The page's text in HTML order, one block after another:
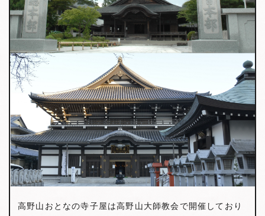
高野山おとなの寺子屋は高野山大師教会で開催しており